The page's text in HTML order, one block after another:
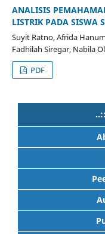
ANALISIS
LISTRIK PADA SISWA
Suyit Ratno, Afrida
Fadhilah Siregar, Nabila
PDF